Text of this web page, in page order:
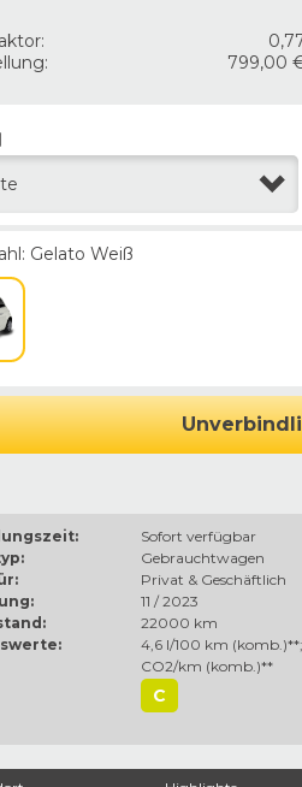
:
: 799,00
Gelato Weiß
Sofort verfügbar
Gebrauchtwagen
Privat & Geschäftlich
11 / 2023
22000 km
4,6 l/100 km
CO2/km (komb.)**
C